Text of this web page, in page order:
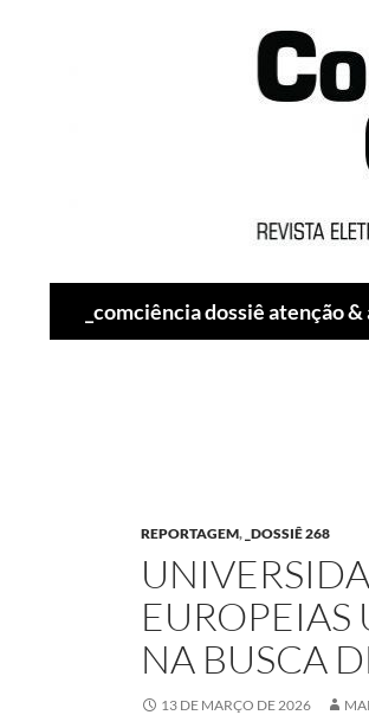
_comciência dossiê atenção
REPORTAGEM, _DOSSIÊ 268
EUROPEIAS
NA BUSCA
13 DE MARÇO DE 2026